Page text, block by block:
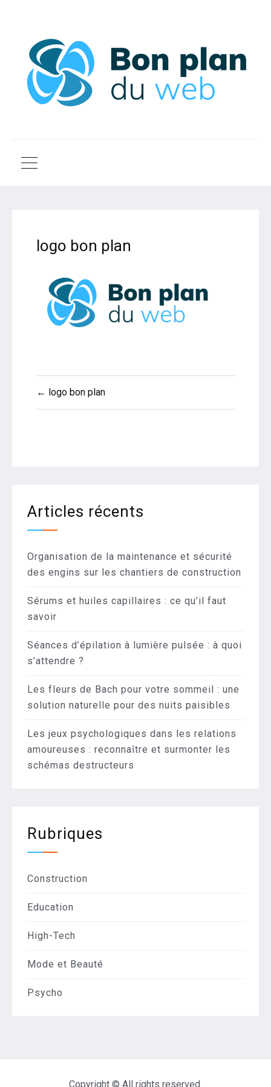
logo bon plan
Navigation
de
← logo bon plan
Articles récents
Organisation de la maintenance et sécurité
des engins sur les chantiers de construction
Sérums et huiles capillaires : ce qu’il faut
savoir
Séances d’épilation à lumière pulsée : à quoi
s’attendre ?
Les fleurs de Bach pour votre sommeil : une
solution naturelle pour des nuits paisibles
Les jeux psychologiques dans les relations
amoureuses : reconnaître et surmonter les
schémas destructeurs
Rubriques
Construction
Education
High-Tech
Mode et Beauté
Psycho
Copyright © All rights reserved.